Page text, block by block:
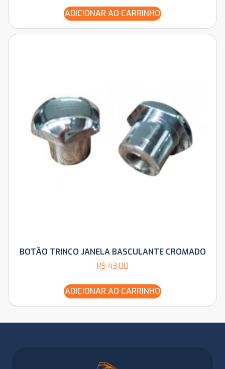
ADICIONAR AO CARRINHO
BOTÃO TRINCO JANELA BASCULANTE CROMADO
R$ 43,00
ADICIONAR AO CARRINHO